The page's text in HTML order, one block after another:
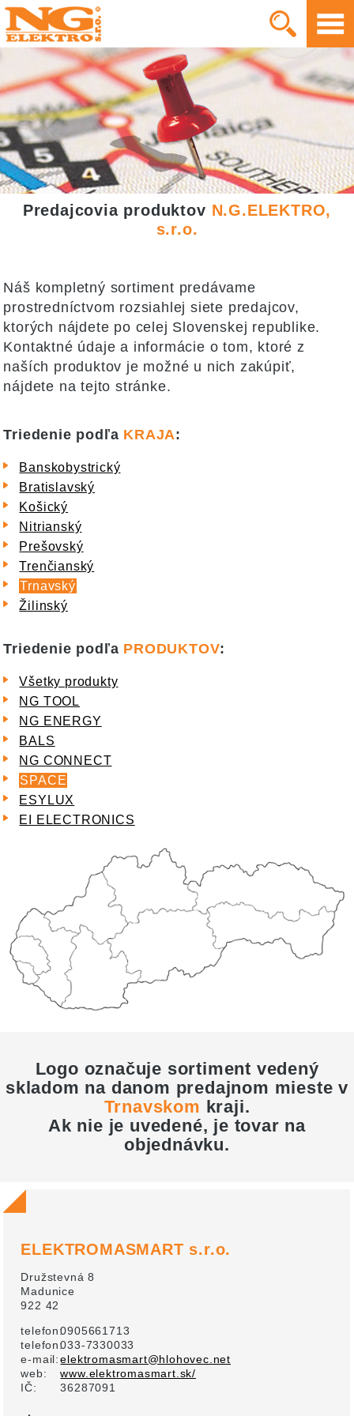
Predajcovia produktov N.G.ELEKTRO,
s.r.o.
Náš kompletný sortiment predávame
prostredníctvom rozsiahlej siete predajcov,
ktorých nájdete po celej Slovenskej republike.
Kontaktné údaje a informácie o tom, ktoré z
naších produktov je možné u nich zakúpiť,
nájdete na tejto stránke.
Triedenie podľa KRAJA:
Banskobystrický
Bratislavský
Košický
Nitrianský
Prešovský
Trenčianský
Trnavský
Žilinský
Triedenie podľa PRODUKTOV:
Všetky produkty
NG TOOL
NG ENERGY
BALS
NG CONNECT
SPACE
ESYLUX
EI ELECTRONICS
Logo označuje sortiment vedený
skladom na danom predajnom mieste v
Trnavskom kraji.
Ak nie je uvedené, je tovar na
objednávku.
ELEKTROMASMART s.r.o.
Družstevná 8
Madunice
922 42
telefon:0905661713
telefon:033-7330033
e-mail: elektromasmart@hlohovec.net
web:
www.elektromasmart.sk/
IČ:
36287091